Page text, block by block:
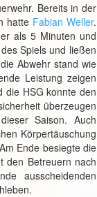
Bereits in der
hatte Fabian Weller.
als 5 Minuten und
Spiels und ließen
Abwehr stand wie
Leistung zeigen
die HSG konnte den
überzeugen
Saison. Auch
Körpertäuschung
Ende besiegte die
den Betreuern nach
ausscheidenden